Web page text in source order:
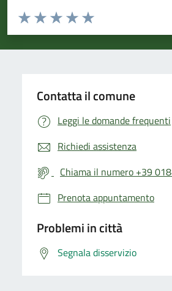
Valuta da 1 a 5 stelle la pagina
Valuta 5 stelle su 5
Valuta 4 stelle su 5
Valuta 3 stelle su 5
Valuta 2 stelle su 5
Valuta 1 stelle su 5
Contatta il comune
Leggi le domande frequenti
Richiedi assistenza
Chiama il numero +39
Prenota appuntamento
Problemi in città
Segnala disservizio